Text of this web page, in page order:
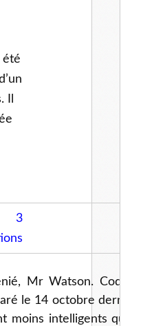
été
3
Mr Watson.
le 14 octobre dernier
moins intelligents que